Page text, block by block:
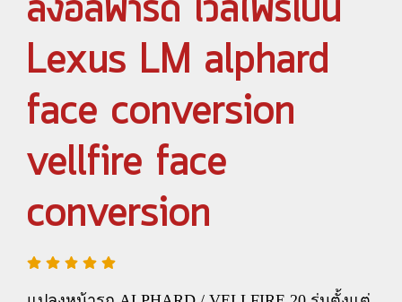
Lexus LM alphard
face conversion
vellfire face
conversion